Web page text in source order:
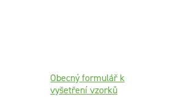
Obecný formulář k
vyšetření vzorků